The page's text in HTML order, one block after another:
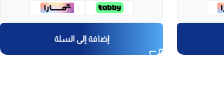
إضافة إلى السلة